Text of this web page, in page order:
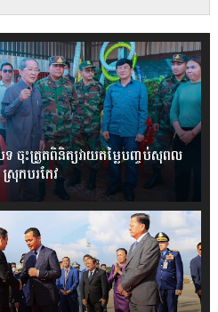
ទ ចុះត្រួតពិនិត្យវាយតម្លៃបញ្ចប់សុពល
រុកបរកែវ